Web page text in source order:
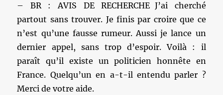
– BR : AVIS DE RECHERCHE J’ai cherché
partout sans trouver. Je finis par croire que ce
n’est qu’une fausse rumeur. Aussi je lance un
dernier appel, sans trop d’espoir. Voilà : il
paraît qu’il existe un politicien honnête en
France. Quelqu’un en a-t-il entendu parler ?
Merci de votre aide.